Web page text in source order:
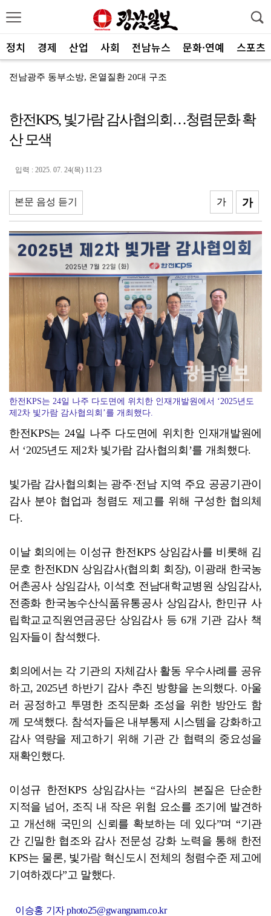
정치 경제 산업 사회 전남뉴스 문화·연예 스포츠
전남광주 동부소방, 온열질환 20대 구조
광주특별시 충장동, 여름밤 버스킹 ‘충.장.밤’ 성료
광주특별시 서구 풍암동 음식점 화재
광주환경공단, 청소년 SNS 기자단 환경교육 전개
농협광주본부, 하반기 상호금융 사업방향 공유
기후 위기 대응부터 수질관리까지…전남 학생들, 농어촌 ...
농협전남본부, 해남 가뭄 피해 현장점검
전남광주농기원, ‘청년4-H 과제경진대회’ 성료
광주특별시 광산구, 식중독 예방 집중 관리
한전KPS, 빛가람 감사협의회…청렴문화 확
산 모색
입력 : 2025. 07. 24(목) 11:23
본문 음성 듣기 가
가
한전KPS는 24일 나주 다도면에 위치한 인재개발원에서 ‘2025년도
제2차 빛가람 감사협의회’를 개최했다.
한전KPS는 24일 나주 다도면에 위치한 인재개발원에
서 ‘2025년도 제2차 빛가람 감사협의회’를 개최했다.
빛가람 감사협의회는 광주·전남 지역 주요 공공기관이
감사 분야 협업과 청렴도 제고를 위해 구성한 협의체
다.
이날 회의에는 이성규 한전KPS 상임감사를 비롯해 김
문호 한전KDN 상임감사(협의회 회장), 이광래 한국농
어촌공사 상임감사, 이석호 전남대학교병원 상임감사,
전종화 한국농수산식품유통공사 상임감사, 한민규 사
립학교교직원연금공단 상임감사 등 6개 기관 감사 책
임자들이 참석했다.
회의에서는 각 기관의 자체감사 활동 우수사례를 공유
하고, 2025년 하반기 감사 추진 방향을 논의했다. 아울
러 공정하고 투명한 조직문화 조성을 위한 방안도 함
께 모색했다. 참석자들은 내부통제 시스템을 강화하고
감사 역량을 제고하기 위해 기관 간 협력의 중요성을
재확인했다.
이성규 한전KPS 상임감사는 “감사의 본질은 단순한
지적을 넘어, 조직 내 작은 위험 요소를 조기에 발견하
고 개선해 국민의 신뢰를 확보하는 데 있다”며 “기관
간 긴밀한 협조와 감사 전문성 강화 노력을 통해 한전
KPS는 물론, 빛가람 혁신도시 전체의 청렴수준 제고에
기여하겠다”고 말했다.
이승홍 기자 photo25@gwangnam.co.kr